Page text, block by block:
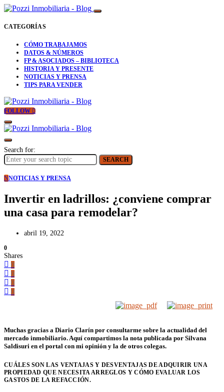
CATEGORÍAS
CÓMO TRABAJAMOS
DATOS & NÚMEROS
FP & ASOCIADOS – BIBLIOTECA
HISTORIA Y PRESENTE
NOTICIAS Y PRENSA
TIPS PARA VENDER
FOLLOW
Search for:
SEARCH
NNOTICIAS Y PRENSA
Invertir en ladrillos: ¿conviene comprar
una casa para remodelar?
abril 19, 2022
0
Shares
0
0
0
0
Muchas gracias a Diario Clarín por consultarme sobre la actualidad del
mercado inmobiliario. Aquí compartimos la nota publicada por Silvana
Saldisuri en el portal con mi opinión y la de otros colegas.
CUÁLES SON LAS VENTAJAS Y DESVENTAJAS DE ADQUIRIR UNA
PROPIEDAD QUE NECESITA ARREGLOS Y CÓMO EVALUAR LOS
GASTOS DE LA REFACCIÓN.